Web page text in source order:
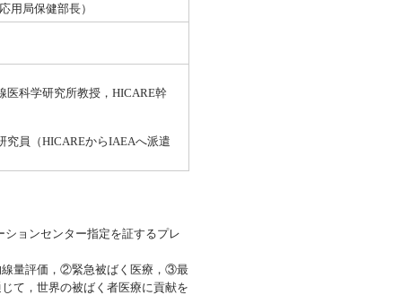
用局保健部長）
医科学研究所教授，HICARE幹
究員（HICAREからIAEAへ派遣
ョンセンター指定を証するプレ
量評価，②緊急被ばく医療，③最
て，世界の被ばく者医療に貢献を